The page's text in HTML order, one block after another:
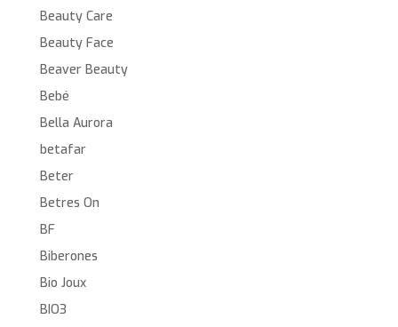
Beauty Care
Beauty Face
Beaver Beauty
Bebé
Bella Aurora
betafar
Beter
Betres On
BF
Biberones
Bio Joux
BIO3